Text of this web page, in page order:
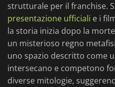
strutturale per il franchise.
presentazione ufficiali e i
la storia inizia dopo la
un misterioso regno
uno spazio descritto come
intersecano e competono
diverse mitologie,